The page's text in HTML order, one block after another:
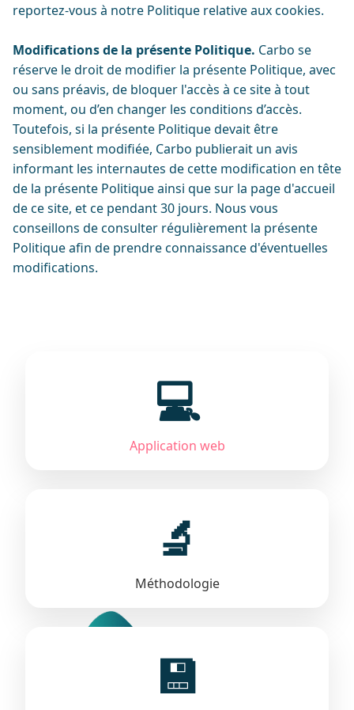
reportez-vous à notre Politique relative aux cookies.
Modifications de la présente Politique. Carbo se
réserve le droit de modifier la présente Politique, avec
ou sans préavis, de bloquer l'accès à ce site à tout
moment, ou d’en changer les conditions d’accès.
Toutefois, si la présente Politique devait être
sensiblement modifiée, Carbo publierait un avis
informant les internautes de cette modification en tête
de la présente Politique ainsi que sur la page d'accueil
de ce site, et ce pendant 30 jours. Nous vous
conseillons de consulter régulièrement la présente
Politique afin de prendre connaissance d'éventuelles
modifications.
💻
Application web
🔬
Méthodologie
💾